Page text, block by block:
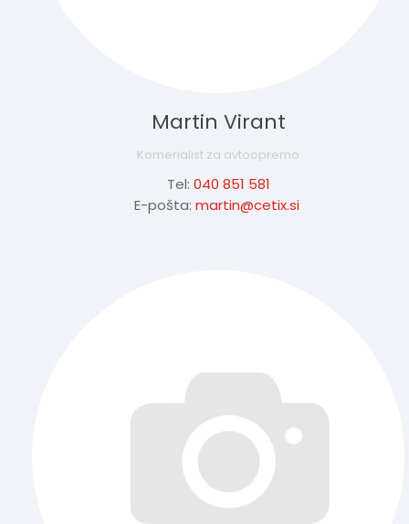
Martin Virant
Komerialist za avtoopremo
Tel: 040 851 581
E-pošta: martin@cetix.si